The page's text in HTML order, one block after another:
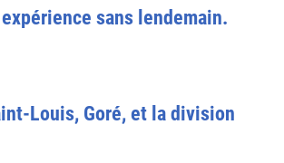
sans lendemain.
Louis, Goré, et la division